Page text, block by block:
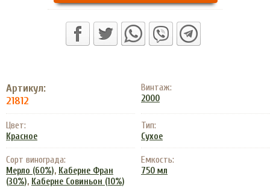
Артикул:
21812
Винтаж:
2000
Цвет:
Красное
Тип:
Сухое
Сорт винограда:
Мерло (60%), Каберне Фран
(30%), Каберне Совиньон (10%)
Емкость:
750 мл